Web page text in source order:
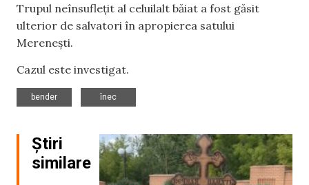
Trupul neînsuflețit al celuilalt băiat a fost găsit
ulterior de salvatori în apropierea satului
Merenești.
Cazul este investigat.
bender
înec
Știri
similare